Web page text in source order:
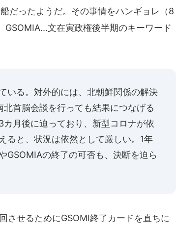
だったようだ。その事情をハンギョレ（8
文在寅政権後半期のキーワード
いる。対外的には、北朝鮮関係の解決
首脳会談を行っても結果につなげる
月後に迫っており、新型コロナが依
ると、状況は依然として厳しい。1年
GSOMIAの終了の可否も、決断を迫ら
させるためにGSOMI終了カードを直ちに